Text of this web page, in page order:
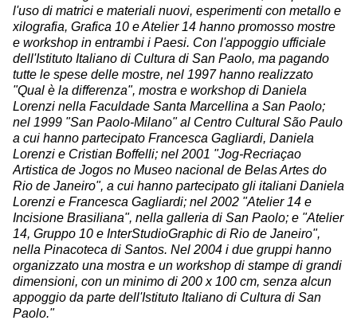
l'uso di matrici e materiali nuovi, esperimenti con metallo e
xilografia, Grafica 10 e Atelier 14 hanno promosso mostre
e workshop in entrambi i Paesi. Con l'appoggio ufficiale
dell'Istituto Italiano di Cultura di San Paolo, ma pagando
tutte le spese delle mostre, nel 1997 hanno realizzato
"Qual è la differenza", mostra e workshop di Daniela
Lorenzi nella Faculdade Santa Marcellina a San Paolo;
nel 1999 "San Paolo-Milano" al Centro Cultural São Paulo
a cui hanno partecipato Francesca Gagliardi, Daniela
Lorenzi e Cristian Boffelli; nel 2001 "Jog-Recriaçao
Artistica de Jogos no Museo nacional de Belas Artes do
Rio de Janeiro", a cui hanno partecipato gli italiani Daniela
Lorenzi e Francesca Gagliardi; nel 2002 "Atelier 14 e
Incisione Brasiliana", nella galleria di San Paolo; e "Atelier
14, Gruppo 10 e InterStudioGraphic di Rio de Janeiro",
nella Pinacoteca di Santos. Nel 2004 i due gruppi hanno
organizzato una mostra e un workshop di stampe di grandi
dimensioni, con un minimo di 200 x 100 cm, senza alcun
appoggio da parte dell'Istituto Italiano di Cultura di San
Paolo."